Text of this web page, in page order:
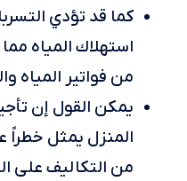
كما قد تؤدي
استهلاك المياه
من فواتير المياه
يمكن القول إن
المنزل يمثل خطراً
من التكاليف على